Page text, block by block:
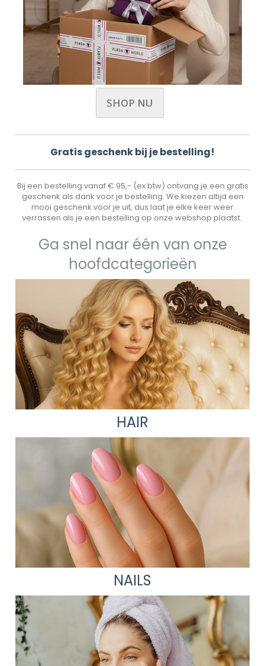
SHOP NU
Gratis geschenk bij je bestelling!
Bij een bestelling vanaf € 95,- (ex.btw) ontvang je een gratis
geschenk als dank voor je bestelling. We kiezen altijd een
mooi geschenk voor je uit, dus laat je elke keer weer
verrassen als je een bestelling op onze webshop plaatst.
Ga snel naar één van onze
hoofdcategorieën
HAIR
NAILS